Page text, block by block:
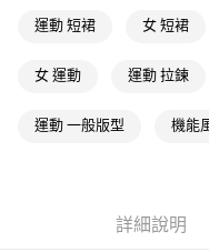
付款後全家取貨
每筆NT$80，滿NT$1,500(
運動 短裙 女 短裙
女 運動 運動 拉鍊
運動 一般版型 機能
詳細說明